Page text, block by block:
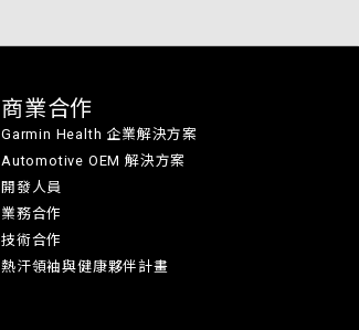
商業合作
Garmin Health 企業解決方案
Automotive OEM 解決方案
開發人員
業務合作
技術合作
熱汗領袖與健康夥伴計畫